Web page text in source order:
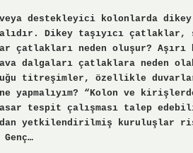
destekleyici kolonlarda
Dikey taşıyıcı
çatlakları neden oluşur? Aşırı
dalgaları çatlaklara neden
titreşimler, özellikle
yapmalıyım? “Kolon ve
tespit çalışması talep
yetkilendirilmiş kuruluşlar